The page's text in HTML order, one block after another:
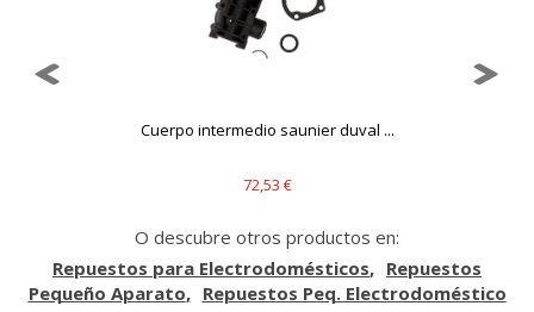
Cuerpo intermedio saunier duval ...
72,53 €
O descubre otros productos en:
Repuestos para Electrodomésticos
Repuestos
Pequeño Aparato
Repuestos Peq. Electrodoméstico
que se basan en la identificación única de su navegador y
dispositivo de Internet.
GUARDAR CONFIGURACIÓN
Puedes volver a configurar tus cookies desde la sección
"Configuración de cookies" al pie de la página. También puedes